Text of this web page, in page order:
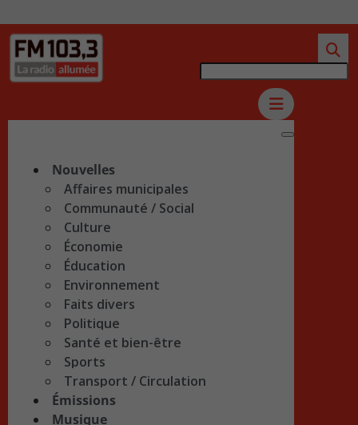
Nouvelles
Affaires municipales
Communauté / Social
Culture
Économie
Éducation
Environnement
Faits divers
Politique
Santé et bien-être
Sports
Transport / Circulation
Émissions
Musique